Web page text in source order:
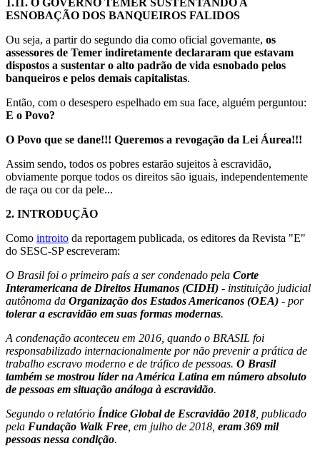
ESNOBAÇÃO DOS BANQUEIROS FALIDOS
Ou seja, a partir do segundo dia como oficial governante, os
assessores de Temer indiretamente declararam que estavam
dispostos a sustentar o alto padrão de vida esnobado pelos
banqueiros e pelos demais capitalistas.
Então, com o desespero espelhado em sua face, alguém perguntou:
E o Povo?
O Povo que se dane!!! Queremos a revogação da Lei Áurea!!!
Assim sendo, todos os pobres estarão sujeitos à escravidão,
obviamente porque todos os direitos são iguais, independentemente
de raça ou cor da pele...
2. INTRODUÇÃO
Como introito da reportagem publicada, os editores da Revista "E"
do SESC-SP escreveram:
O Brasil foi o primeiro país a ser condenado pela Corte
Interamericana de Direitos Humanos (CIDH) - instituição judicial
autônoma da Organização dos Estados Americanos (OEA) - por
tolerar a escravidão em suas formas modernas.
A condenação aconteceu em 2016, quando o BRASIL foi
responsabilizado internacionalmente por não prevenir a prática de
trabalho escravo moderno e de tráfico de pessoas. O Brasil
também se mostrou líder na América Latina em número absoluto
de pessoas em situação análoga à escravidão.
Segundo o relatório Índice Global de Escravidão 2018 , publicado
pela Fundação Walk Free , em julho de 2018, eram 369 mil
pessoas nessa condição.